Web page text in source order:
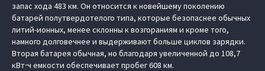
запас хода 483 км. Он относится к новейшему поколению
батарей полутвердотелого типа, которые безопаснее обычных
литий-ионных, менее склонны к возгораниям и кроме того,
намного долговечнее и выдерживают больше циклов зарядки.
Вторая батарея обычная, но благодаря увеличенной до 108,7
кВт⋅ч емкости обеспечивает пробег 608 км.